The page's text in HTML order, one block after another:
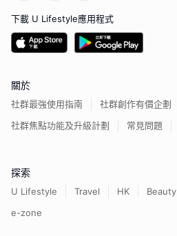
下載 U Lifestyle應用程式
關於
社群最強使用指南
社群創作有價企劃
社群焦點功能及升級計劃
常見問題
探索
U Lifestyle Travel HK Beauty
e-zone